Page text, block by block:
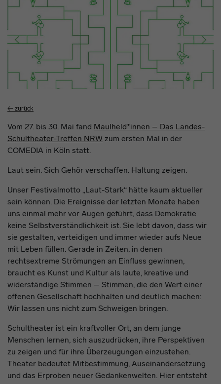
Workshop
← zurück
Vom 27. bis 30. Mai fand Maulheld*innen – Das Landes-
Schultheater-Treffen NRW zum ersten Mal in der
COMEDIA in Köln statt.
Laut sein. Sich Gehör verschaffen. Haltung zeigen.
Unser Festivalmotto „Laut-Stark“ hätte kaum aktueller
sein können. Die Ereignisse der letzten Monate haben
uns einmal mehr vor Augen geführt, dass Demokratie
keine Selbstverständlichkeit ist. Sie lebt davon, dass wir
sie gestalten, verteidigen und immer wieder aufs Neue
mit Leben füllen. Gerade in Zeiten, in denen
rechtsextreme Strömungen an Einfluss gewinnen,
braucht es Kunst und Kultur als laute, kreative und
widerständige Stimmen – Stimmen, die den Wert einer
offenen Gesellschaft hochhalten und deutlich machen:
Wir lassen uns nicht zum Schweigen bringen.
Schultheater ist ein kraftvoller Ort, an dem junge
Menschen lernen, sich auszudrücken, ihre Perspektiven
zu zeigen und für ihre Überzeugungen einzustehen.
Theater bedeutet Mitbestimmung, Auseinandersetzung
und das Erproben neuer Gedankenwelten. Hier entsteht